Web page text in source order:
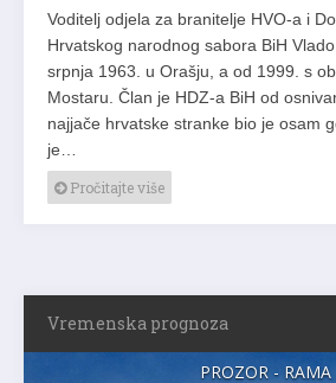
Voditelj odjela za branitelje HVO-a i
Hrvatskog narodnog sabora BiH
srpnja 1963. u Orašju, a od 1999. s
Mostaru. Član je HDZ-a BiH od
najjače hrvatske stranke bio je osam
je…
Pročitajte više
Vremenska prognoza
PROZOR - RAMA